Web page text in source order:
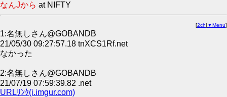
なんJから at NIFTY
[2ch| ▼Menu]
1:名無しさん@GOBANDB
21/05/30 09:27:57.18 tnXCS1Rf.net
なかった
2:名無しさん@GOBANDB
21/07/19 07:59:39.82 .net
URLﾘﾝｸ(i.imgur.com)